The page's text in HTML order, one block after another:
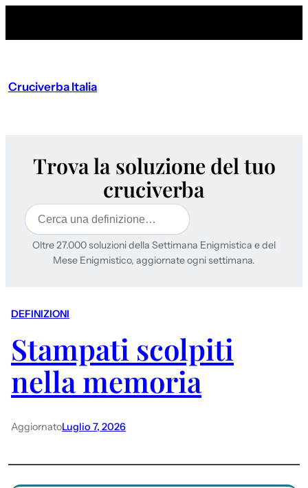
Cruciverba Italia
Trova la soluzione del tuo
cruciverba
Cerca
Oltre 27.000 soluzioni della Settimana Enigmistica e del
Mese Enigmistico, aggiornate ogni settimana.
DEFINIZIONI
Stampati scolpiti
nella memoria
AggiornatoLuglio 7, 2026